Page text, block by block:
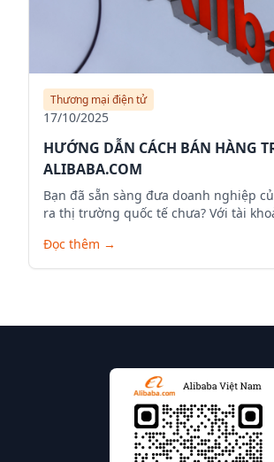
Thương mại điện tử
17/10/2025
HƯỚNG DẪN CÁCH BÁN HÀNG
ALIBABA.COM
Bạn đã sẵn sàng đưa doanh nghiệp
ra thị trường quốc tế chưa? Với tài
doanh, tiếp cận hàng triệu khách hàng
trên toàn cầu và đưa sản phẩm của
Đọc thêm →